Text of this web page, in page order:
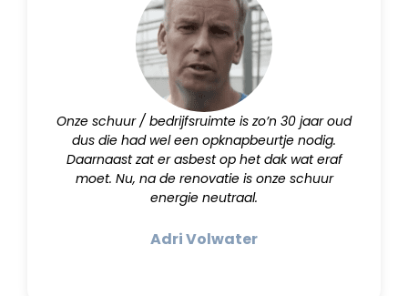
Onze schuur / bedrijfsruimte is zo’n 30 jaar oud
dus die had wel een opknapbeurtje nodig.
Daarnaast zat er asbest op het dak wat eraf
moet. Nu, na de renovatie is onze schuur
energie neutraal.
Adri Volwater